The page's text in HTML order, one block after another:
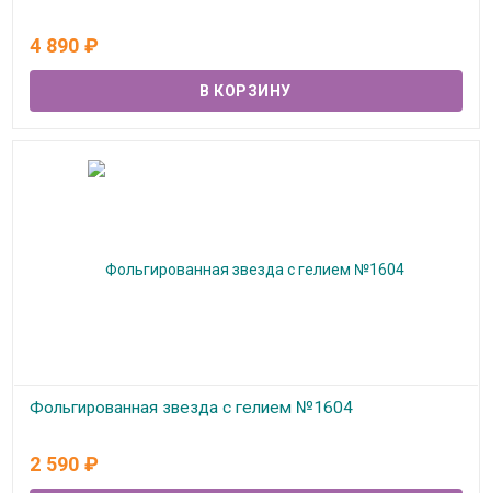
4 890 ₽
Фольгированная звезда с гелием №1604
2 590 ₽